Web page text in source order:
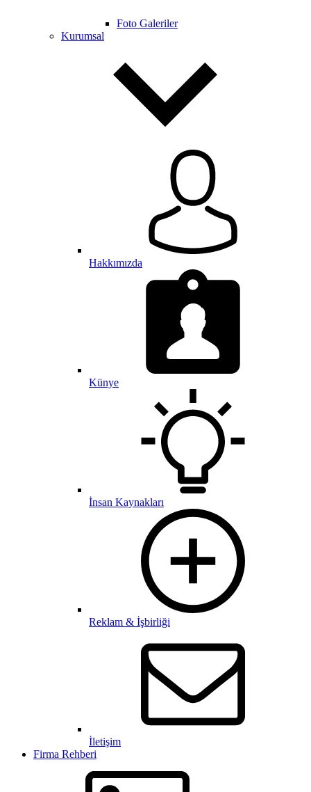
Foto Galeriler
Kurumsal
Hakkımızda
Künye
İnsan Kaynakları
Reklam & İşbirliği
İletişim
Firma Rehberi